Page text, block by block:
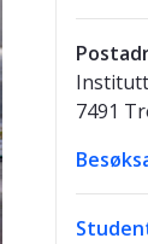
7491